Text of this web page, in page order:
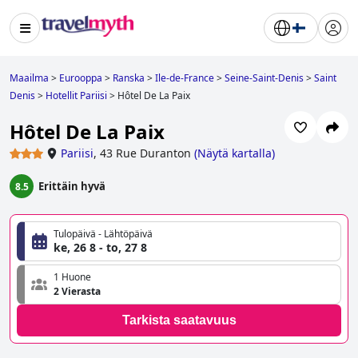
Maailma > Eurooppa > Ranska >Ile-de-France>Seine-Saint-Denis>Saint
Denis> Hotellit Pariisi > Hôtel De La Paix
Hôtel De La Paix
Pariisi, 43 Rue Duranton (Näytä kartalla)
8.5 Erittäin hyvä
Tulopäivä - Lähtöpäivä
ke, 26 8 - to, 27 8
1 Huone
2 Vierasta
Tarkista saatavuus